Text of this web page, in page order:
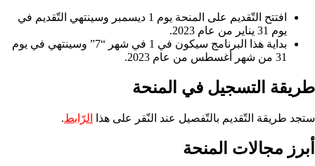
افتتح التّقديم على المنحة يوم 1 ديسمبر وسينتهي التّقديم في
يوم 31 يناير من عام 2023.
بداية هذا البرنامج سيكون في 1 في شهر “7” وسينتهي في يوم
31 من شهر أغسطس من عام 2023.
طريقة التسجيل في المنحة
ستجد طريقة التّقديم بالتّفصيل عند النّقر على هذا الرّابط.
أبرز مجالات المنحة